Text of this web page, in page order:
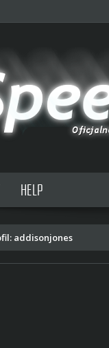
HELP
addisonjones